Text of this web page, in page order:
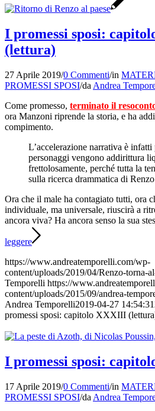
I promessi sposi:
(lettura)
27 Aprile 2019/0 Commenti/in
PROMESSI SPOSI/da Andrea
Come promesso, terminato il
ora Manzoni riprende la storia, e ha
compimento.
L’accelerazione narrativa è
personaggi vengono addirittura
frettolosamente, perché tutta la
sulla ricerca drammatica di
Ora che il male ha contagiato tutti, ora
individuale, ma universale, riuscirà a
ancora viva? Ha ancora senso la sua
leggere
https://www.andreatemporelli.com/wp-
content/uploads/2019/04/Renzo-torna-
Temporelli https://
content/uploads/2015/09/andrea-
Andrea Temporelli2019-04-27 14:54:31
promessi sposi: capitolo XXXIII
I promessi sposi:
17 Aprile 2019/0 Commenti/in
PROMESSI SPOSI/da Andrea